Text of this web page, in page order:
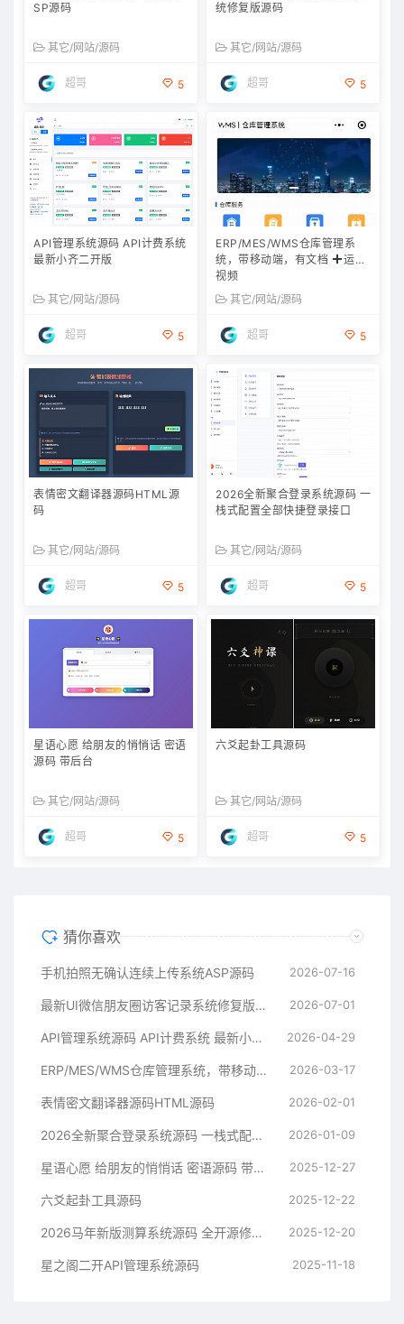
SP源码
其它/网站/源码
超哥 5
统修复版源码
其它/网站/源码
超哥 5
API管理系统源码 API计费系统
最新小齐二开版
其它/网站/源码
超哥 5
ERP/MES/WMS仓库管理系
统，带移动端，有文档
运行
视频
其它/网站/源码
超哥 5
表情密文翻译器源码HTML源
码
其它/网站/源码
超哥 5
2026全新聚合登录系统源码 一
栈式配置全部快捷登录接口
其它/网站/源码
超哥 5
星语心愿 给朋友的悄悄话 密语
源码 带后台
其它/网站/源码
超哥 5
六爻起卦工具源码
其它/网站/源码
超哥 5
猜你喜欢
手机拍照无确认连续上传系统ASP源码 2026-07-16
最新UI微信朋友圈访客记录系统修复版源码 2026-07-01
API管理系统源码 API计费系统 最新小齐二开版 2026-04-29
ERP/MES/WMS仓库管理系统，带移动端，有文档 运行视频
2026-03-17
表情密文翻译器源码HTML源码 2026-02-01
2026全新聚合登录系统源码 一栈式配置全部快捷登录接口 2026-01-09
星语心愿 给朋友的悄悄话 密语源码 带后台 2025-12-27
六爻起卦工具源码 2025-12-22
2026马年新版测算系统源码 全开源修复版 支持易支付带教程 2025-12-20
星之阁二开API管理系统源码 2025-11-18